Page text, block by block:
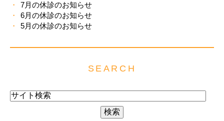
7月の休診のお知らせ
6月の休診のお知らせ
5月の休診のお知らせ
SEARCH